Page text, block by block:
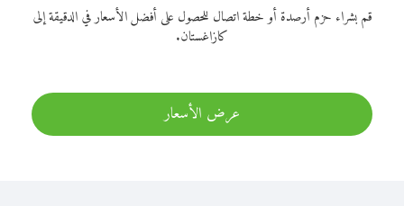
قم بشراء حزم أرصدة أو خطة اتصال للحصول على أفضل الأسعار في الدقيقة إلى
كازاغستان.
عرض الأسعار